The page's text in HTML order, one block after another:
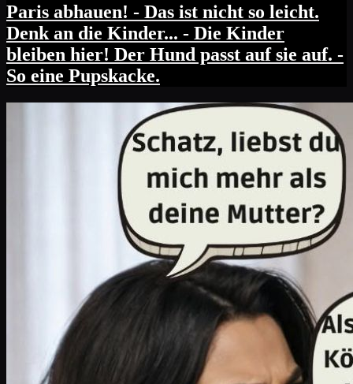
Paris abhauen! - Das ist nicht so leicht.
Denk an die Kinder... - Die Kinder
bleiben hier! Der Hund passt auf sie auf. -
So eine Pupskacke.